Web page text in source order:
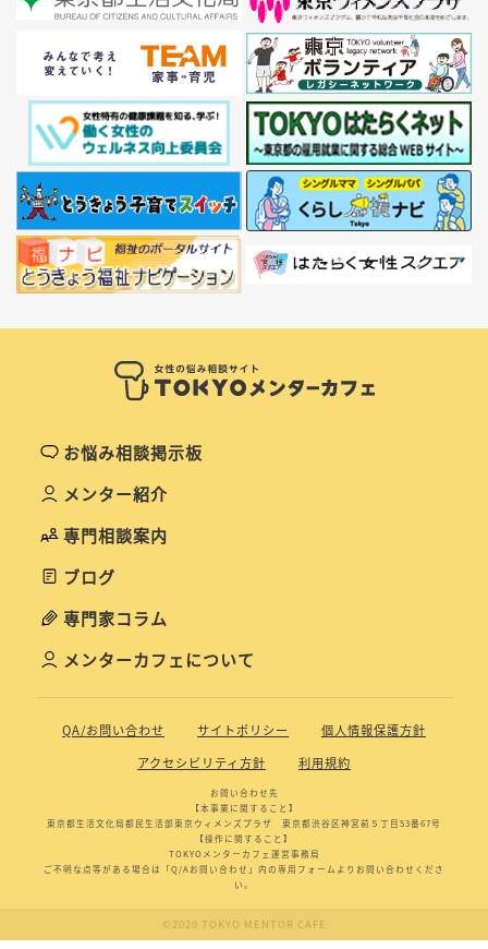
お悩み相談掲示板
メンター紹介
専門相談案内
ブログ
専門家コラム
メンターカフェについて
QA/お問い合わせ サイトポリシー
個人情報保護方針
アクセシビリティ方針
利用規約
お問い合わせ先
【本事業に関すること】
東京都生活文化局都民生活部東京ウィメンズプラザ 東京都渋谷区神宮前５丁目53番67号
【操作に関すること】
TOKYOメンターカフェ運営事務局
ご不明な点等がある場合は「Q/Aお問い合わせ」内の専用フォームよりお問い合わせくださ
い。
©2020 TOKYO MENTOR CAFE